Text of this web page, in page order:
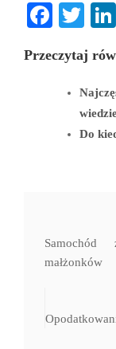
Fa
bo
ok
T
tte
r
Przeczytaj
Do
małżonków